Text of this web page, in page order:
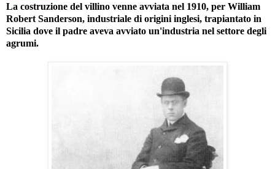
La costruzione del villino venne avviata nel 1910, per William
Robert Sanderson, industriale di origini inglesi, trapiantato in
Sicilia dove il padre aveva avviato un'industria nel settore degli
agrumi.